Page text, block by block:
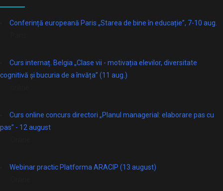
Conferință europeană Paris „Starea de bine în educație”, 7-10 aug.
Curs internaț. Belgia „Clase vii - motivația elevilor, diversitate
cognitivă și bucuria de a învăța” (11 aug.)
Curs online concurs directori „Planul managerial: elaborare pas cu
pas” - 12 august
Webinar practic Platforma ARACIP (13 august)